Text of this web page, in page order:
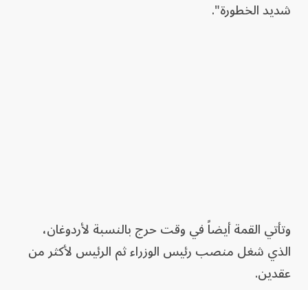
شديد الخطورة".
وتأتي القمة أيضاً في وقت حرج بالنسبة لأردوغان،
الذي شغل منصب رئيس الوزراء ثم الرئيس لأكثر من
عقدين.